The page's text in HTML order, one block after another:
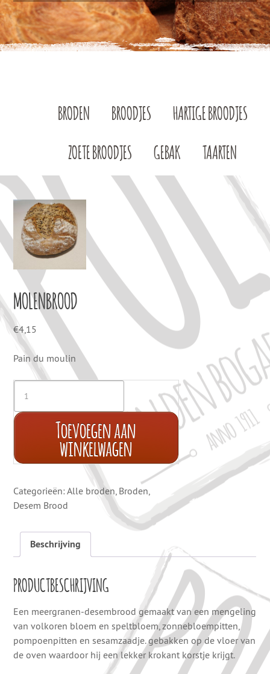
BRODEN BROODJES HARTIGE BROODJES
ZOETE BROODJES GEBAK TAARTEN
MOLENBROOD
€4,15
Pain du moulin
Toevoegen aan
winkelwagen
Categorieën:Alle broden, Broden,
Desem Brood
Beschrijving
PRODUCTBESCHRIJVING
Een meergranen-desembrood gemaakt van een mengeling
van volkoren bloem en speltbloem, zonnebloempitten,
pompoenpitten en sesamzaadje. gebakken op de vloer van
de oven waardoor hij een lekker krokant korstje krijgt.